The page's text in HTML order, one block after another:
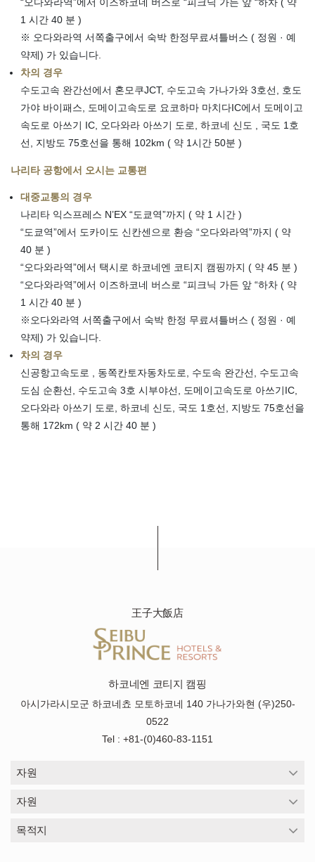
1 시간 40 분 )
※ 오다와라역 서쪽출구에서 숙박 한정무료셔틀버스 ( 정원 · 예
약제) 가 있습니다.
차의 경우
수도고속 완간선에서 혼모쿠JCT, 수도고속 가나가와 3호선, 호도
가야 바이패스, 도메이고속도로 요코하마 마치다IC에서 도메이고
속도로 아쓰기 IC, 오다와라 아쓰기 도로, 하코네 신도 , 국도 1호
선, 지방도 75호선을 통해 102km ( 약 1시간 50분 )
나리타 공항에서 오시는 교통편
대중교통의 경우
나리타 익스프레스 N’EX “도쿄역”까지 ( 약 1 시간 )
“도쿄역”에서 도카이도 신칸센으로 환승 “오다와라역”까지 ( 약
40 분 )
“오다와라역”에서 택시로 하코네엔 코티지 캠핑까지 ( 약 45 분 )
“오다와라역”에서 이즈하코네 버스로 “피크닉 가든 앞 “하차 ( 약
1 시간 40 분 )
※오다와라역 서쪽출구에서 숙박 한정 무료셔틀버스 ( 정원 · 예
약제) 가 있습니다.
차의 경우
신공항고속도로 , 동쪽칸토자동차도로, 수도속 완간선, 수도고속
도심 순환선, 수도고속 3호 시부야선, 도메이고속도로 아쓰기IC,
오다와라 아쓰기 도로, 하코네 신도, 국도 1호선, 지방도 75호선을
통해 172km ( 약 2 시간 40 분 )
王子大飯店
하코네엔 코티지 캠핑
아시가라시모군 하코네쵸 모토하코네 140 가나가와현 (우)250-
0522
Tel : +81-(0)460-83-1151
자원
자원
목적지